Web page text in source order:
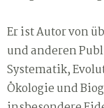
Er ist Autor von
und anderen
Systematik,
Ökologie und